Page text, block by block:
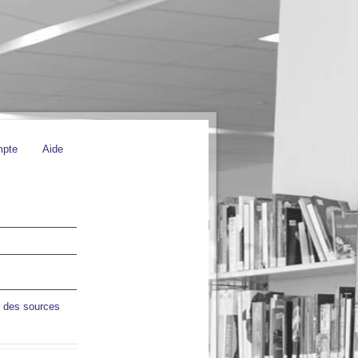
Aide
des sources